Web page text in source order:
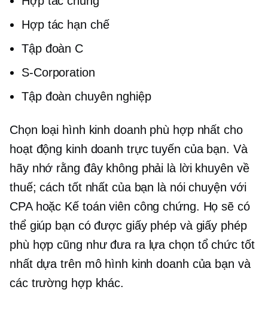
Hợp tác hạn chế
Tập đoàn C
S-Corporation
Tập đoàn chuyên nghiệp
Chọn loại hình kinh doanh phù hợp nhất cho
hoạt động kinh doanh trực tuyến của bạn. Và
hãy nhớ rằng đây không phải là lời khuyên về
thuế; cách tốt nhất của bạn là nói chuyện với
CPA hoặc Kế toán viên công chứng. Họ sẽ có
thể giúp bạn có được giấy phép và giấy phép
phù hợp cũng như đưa ra lựa chọn tổ chức tốt
nhất dựa trên mô hình kinh doanh của bạn và
các trường hợp khác.